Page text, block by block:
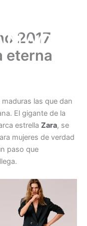
2017
eterna
las que dan
El gigante de la
estrella Zara, se
mujeres de verdad
paso que